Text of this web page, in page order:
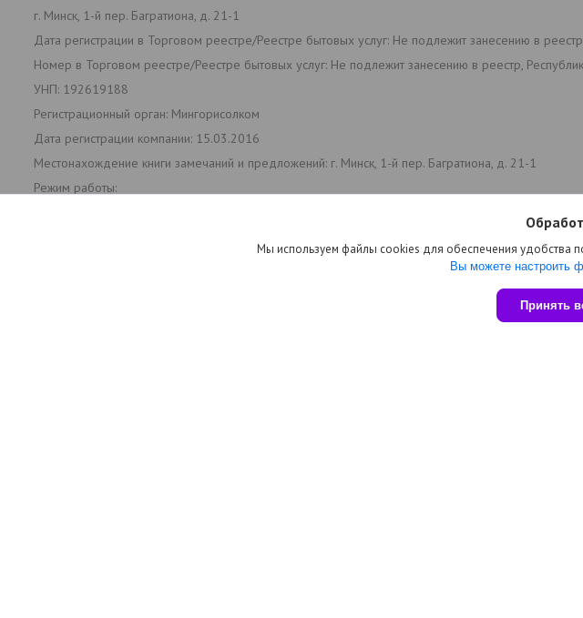
г. Минск, 1-й пер. Багратиона, д. 21-1
Дата регистрации в Торговом реестре/Реестре бытовых услуг: Не подлежит занесению в реестр
Номер в Торговом реестре/Реестре бытовых услуг: Не подлежит занесению в реестр,
УНП: 192619188
Регистрационный орган: Мингорисолком
Дата регистрации компании: 15.03.2016
Местонахождение книги замечаний и предложений: г. Минск, 1-й пер. Багратиона, д. 21-1
Режим работы:
Мы используем файлы cookies для обеспечения удобства
Вы можете настроить
Принять